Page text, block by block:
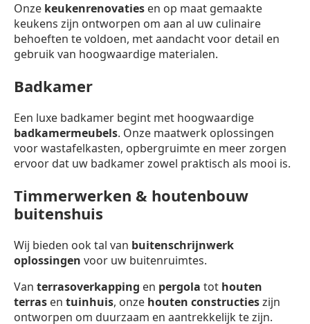
Onze keukenrenovaties en op maat gemaakte
keukens zijn ontworpen om aan al uw culinaire
behoeften te voldoen, met aandacht voor detail en
gebruik van hoogwaardige materialen.
Badkamer
Een luxe badkamer begint met hoogwaardige
badkamermeubels. Onze maatwerk oplossingen
voor wastafelkasten, opbergruimte en meer zorgen
ervoor dat uw badkamer zowel praktisch als mooi is.
Timmerwerken & houtenbouw
buitenshuis
Wij bieden ook tal van buitenschrijnwerk
oplossingen voor uw buitenruimtes.
Van terrasoverkapping en pergola tot houten
terras en tuinhuis, onze houten constructieszijn
ontworpen om duurzaam en aantrekkelijk te zijn.